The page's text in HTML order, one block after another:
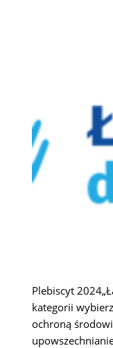
Plebiscyt
kategorii
ochroną